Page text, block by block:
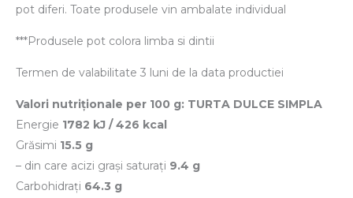
pot diferi. Toate produsele vin ambalate individual
***Produsele pot colora limba si dintii
Termen de valabilitate 3 luni de la data productiei
Valori nutriționale per 100 g: TURTA DULCE SIMPLA
Energie 1782 kJ / 426 kcal
Grăsimi 15.5 g
– din care acizi grași saturați 9.4 g
Carbohidrați 64.3 g